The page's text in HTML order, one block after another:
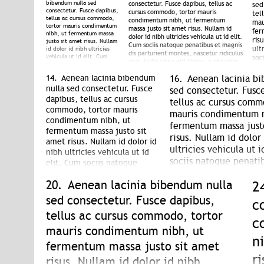
bibendum nulla sed
consectetur. Fusce dapibus,
tellus ac cursus commodo,
tortor mauris condimentum
nibh, ut fermentum massa
justo sit amet risus. Nullam
id dolor id nibh ultricies
vehicula ut id elit. Cum
montes, nascetur ridiculus
mus. Nulla vitae elit libero,
a pharetra augue.
consectetur. Fusce dapibus, tellus ac
cursus commodo, tortor mauris
condimentum nibh, ut fermentum
massa justo sit amet risus. Nullam id
dolor id nibh ultricies vehicula ut id elit.
Cum sociis natoque penatibus et magnis
dis parturient montes, nascetur ridiculus
14. Aenean lacinia bibendum
nulla sed consectetur. Fusce
dapibus, tellus ac cursus
commodo, tortor mauris
condimentum nibh, ut
fermentum massa justo sit
amet risus. Nullam id dolor id
nibh ultricies vehicula ut id
elit. Cum sociis natoque
parturient montes, nascetur
ridiculus mus. Nulla vitae elit
libero, a pharetra augue.
16. Aenean lacinia
sed consectetur.
tellus ac cursus
mauris condimentum
fermentum massa
risus. Nullam id
ultricies vehicula ut
sociis natoque
ridiculus mus. Nulla
libero, a pharetra
20. Aenean lacinia bibendum nulla
sed consectetur. Fusce dapibus,
tellus ac cursus commodo, tortor
mauris condimentum nibh, ut
fermentum massa justo sit amet